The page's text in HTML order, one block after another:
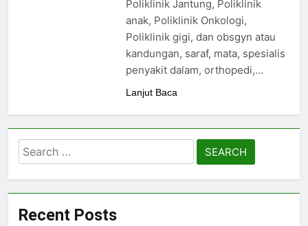
RSUD Banyumas
24/05/2024
Poliklinik Jantung, Poliklinik
anak, Poliklinik Onkologi,
Poliklinik gigi, dan obsgyn atau
kandungan, saraf, mata, spesialis
penyakit dalam, orthopedi,…
Lanjut Baca
Search
for:
Recent Posts